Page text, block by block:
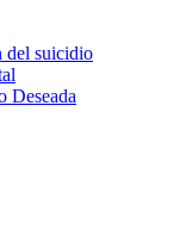
del suicidio
Deseada